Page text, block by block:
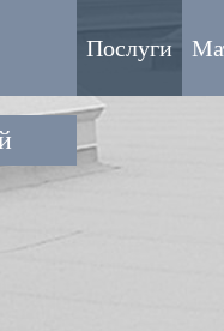
Послуги